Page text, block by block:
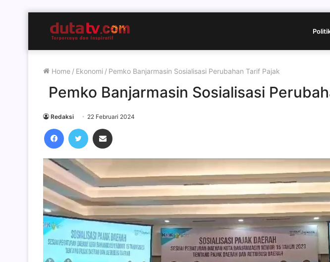
Home / Ekonomi / Pemko Banjarmasin Sosialisasi Perubahan Tarif Pajak
Pemko Banjarmasin Sosialisasi
Redaksi 22 Februari 2024
FacebookTwitter